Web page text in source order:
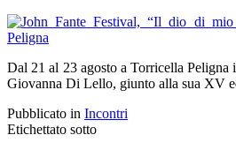
Dal 21 al 23 agosto a Torricella
Giovanna Di Lello, giunto alla sua XV
Pubblicato in Incontri
Etichettato sotto